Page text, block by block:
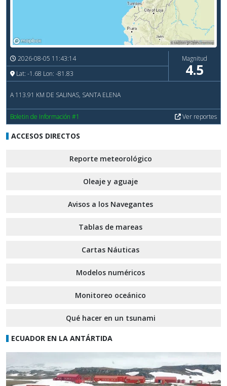
2026-08-05 11:43:14 Magnitud
4.5
Lat: -1.68 Lon: -81.83
A 113.91 KM DE SALINAS, SANTA ELENA
Boletin de Información #1 Ver reportes
ACCESOS DIRECTOS
Reporte meteorológico
Oleaje y aguaje
Avisos a los Navegantes
Tablas de mareas
Cartas Náuticas
Modelos numéricos
Monitoreo oceánico
Qué hacer en un tsunami
ECUADOR EN LA ANTÁRTIDA